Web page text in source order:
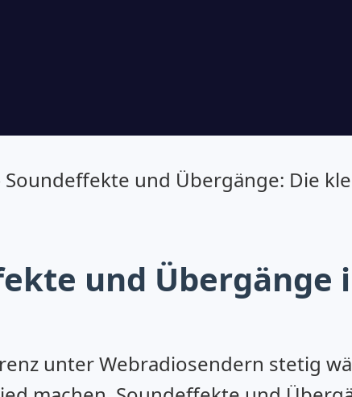
Soundeffekte und Übergänge: Die
und Übergänge
unter Webradiosendern stetig